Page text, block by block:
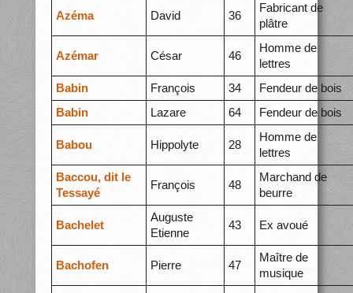
Azéma David 36
Fabricant de
plâtre
Azémar César 46
Homme de
lettres
Babin
François 34
Fendeur de bois
Babin
Lazare 64 Fendeur de bois
Babou Hippolyte 28
Homme de
lettres
Baccou, dit le
Tessayé
François 48
Marchand de
beurre
Bachelet
Auguste
Etienne
43 Ex avoué
Bachofen Pierre 47
Maître de
musique